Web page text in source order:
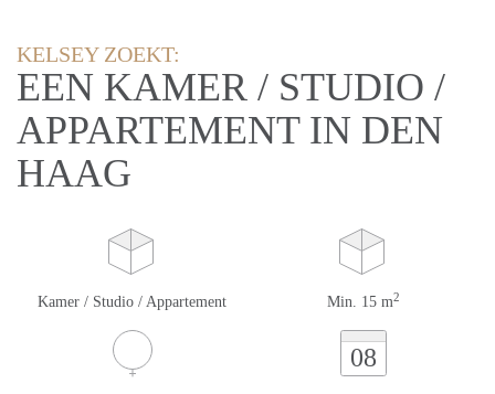
KELSEY ZOEKT:
EEN KAMER / STUDIO /
APPARTEMENT IN DEN
HAAG
Kamer / Studio / Appartement Min. 15 m2
08